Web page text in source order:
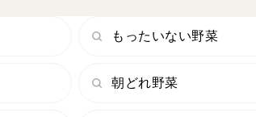
もったいない野菜
朝どれ野菜